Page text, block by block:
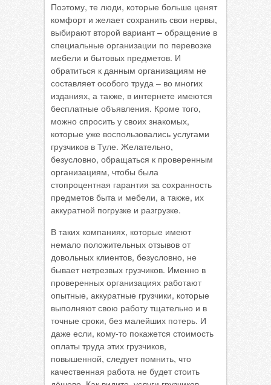
Поэтому, те люди, которые больше ценят
комфорт и желает сохранить свои нервы,
выбирают второй вариант – обращение в
специальные организации по перевозке
мебели и бытовых предметов. И
обратиться к данным организациям не
составляет особого труда – во многих
изданиях, а также, в интернете имеются
бесплатные объявления. Кроме того,
можно спросить у своих знакомых,
которые уже воспользовались услугами
грузчиков в Туле. Желательно,
безусловно, обращаться к проверенным
организациям, чтобы была
стопроцентная гарантия за сохранность
предметов быта и мебели, а также, их
аккуратной погрузке и разгрузке.
В таких компаниях, которые имеют
немало положительных отзывов от
довольных клиентов, безусловно, не
бывает нетрезвых грузчиков. Именно в
проверенных организациях работают
опытные, аккуратные грузчики, которые
выполняют свою работу тщательно и в
точные сроки, без малейших потерь. И
даже если, кому-то покажется стоимость
оплаты труда этих грузчиков,
повышенной, следует помнить, что
качественная работа не будет стоить